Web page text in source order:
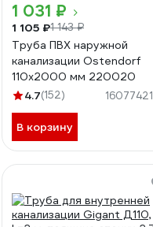
1 031 ₽
1 105 ₽1 143 ₽
Труба ПВХ наружной
канализации Ostendorf
110х2000 мм 220020
4.7(152) 16077421
В корзину